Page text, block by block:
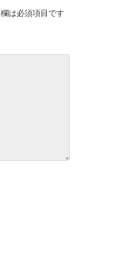
は必須項目です